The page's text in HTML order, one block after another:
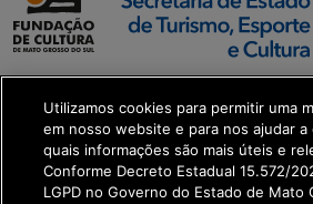
SETDIG | Secretaria-
Executiva de
Transformação Digital
get_footer();
Utilizamos cookies para permitir uma
em nosso website e para nos ajudar
quais informações são mais úteis e
Conforme Decreto Estadual 15.572/
LGPD no Governo do Estado de Mato